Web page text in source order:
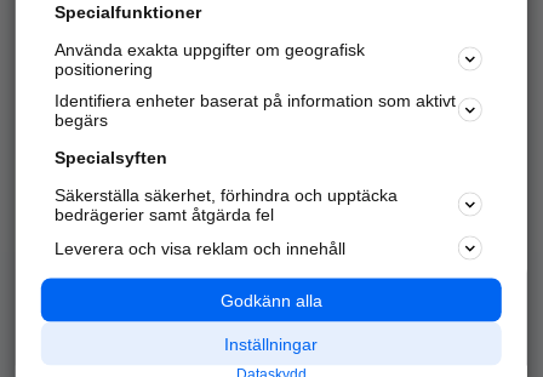
Kom igång och annonsera mot
samarbetspartners nära dig.
Alla kategorier
Populära sökningar
API & Kartor
Annonsera
Integritet
Nödnummer
Specialfunktioner
Använda exakta uppgifter om geografisk
positionering
Identifiera enheter baserat på information som aktivt
begärs
Specialsyften
Säkerställa säkerhet, förhindra och upptäcka
bedrägerier samt åtgärda fel
Leverera och visa reklam och innehåll
Godkänn alla
Inställningar
Dataskydd